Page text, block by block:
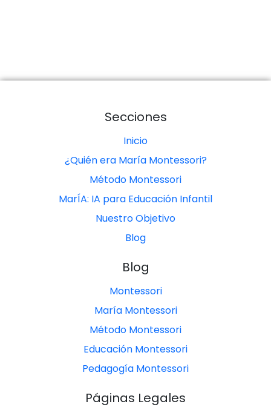
Secciones
Inicio
¿Quién era María Montessori?
Método Montessori
MarÍA: IA para Educación Infantil
Nuestro Objetivo
Blog
Blog
Montessori
María Montessori
Método Montessori
Educación Montessori
Pedagogía Montessori
Páginas Legales